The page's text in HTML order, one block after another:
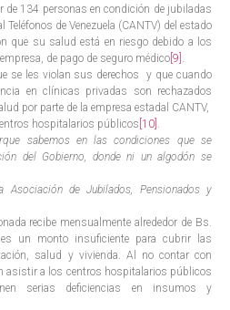
de 134 personas en condición de jubiladas
de Venezuela (CANTV) del estado
que su salud está en riesgo debido a los
de pago de seguro médico [9]
se les violan sus derechos y que cuando
en clínicas privadas son rechazados
por parte de la empresa estadal CANTV,
hospitalarios públicos [10]
sabemos en las condiciones que se
del Gobierno, donde ni un algodón se
Asociación de Jubilados, Pensionados y
recibe mensualmente alrededor de Bs.
un monto insuficiente para cubrir las
salud y vivienda. Al no contar con
asistir a los centros hospitalarios públicos
serias deficiencias en insumos y